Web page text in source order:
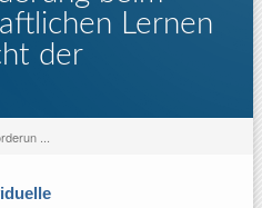
Lernen
der
...